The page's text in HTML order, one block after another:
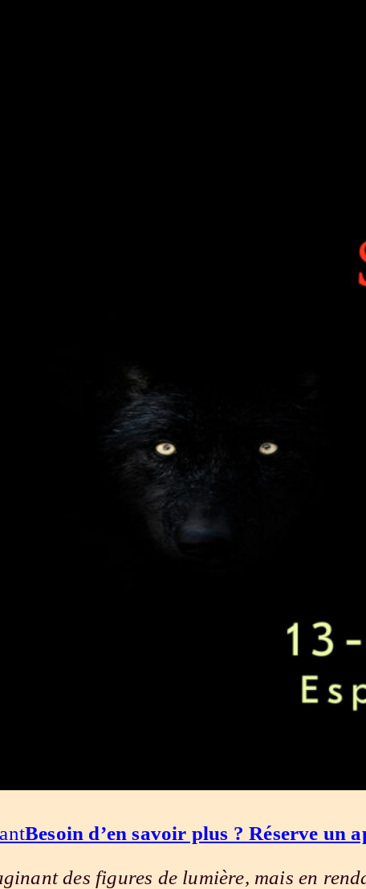
Besoin d’en savoir plus ? Réserve un
des figures de lumière, mais en